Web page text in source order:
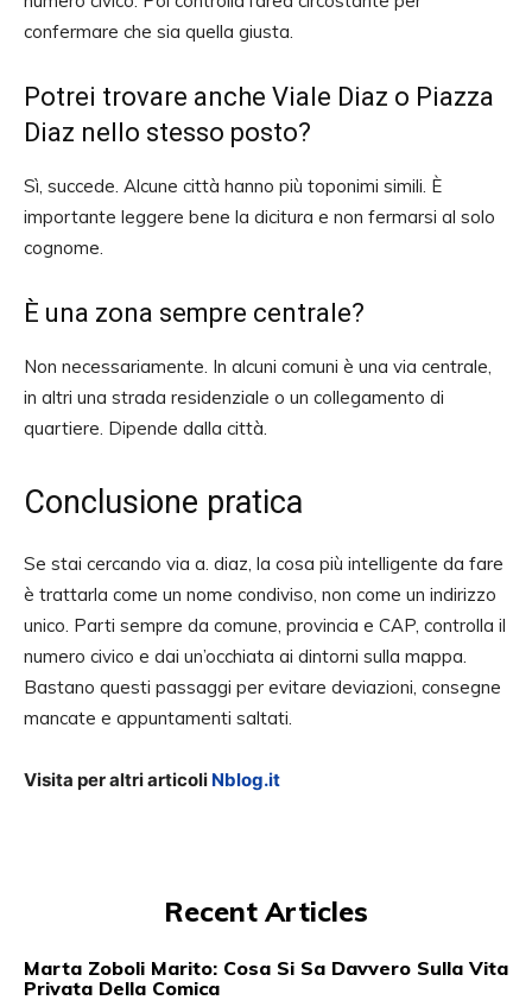
confermare che sia quella giusta.
Potrei trovare anche Viale Diaz o Piazza
Diaz nello stesso posto?
Sì, succede. Alcune città hanno più toponimi simili. È
importante leggere bene la dicitura e non fermarsi al solo
cognome.
È una zona sempre centrale?
Non necessariamente. In alcuni comuni è una via centrale,
in altri una strada residenziale o un collegamento di
quartiere. Dipende dalla città.
Conclusione pratica
Se stai cercando via a. diaz, la cosa più intelligente da fare
è trattarla come un nome condiviso, non come un indirizzo
unico. Parti sempre da comune, provincia e CAP, controlla il
numero civico e dai un’occhiata ai dintorni sulla mappa.
Bastano questi passaggi per evitare deviazioni, consegne
mancate e appuntamenti saltati.
Visita per altri articoli Nblog.it
Recent Articles
Marta Zoboli Marito: Cosa Si Sa Davvero Sulla Vita
Privata Della Comica